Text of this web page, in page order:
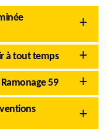
à tout temps
59